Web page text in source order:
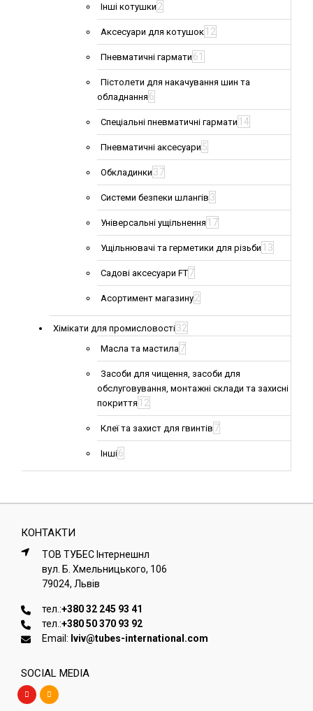
Інші котушки 2
Аксесуари для котушок 12
Пневматичні гармати 61
Пістолети для накачування шин та
обладнання 6
Спеціальні пневматичні гармати 14
Пневматичні аксесуари 5
Обкладинки 37
Системи безпеки шлангів 3
Універсальні ущільнення 17
Ущільнювачі та герметики для різьби 13
Садові аксесуари FT7
Асортимент магазину2
Хімікати для промисловості32
Масла та мастила7
Засоби для чищення, засоби для
обслуговування, монтажні склади та захисні
покриття 12
Клеї та захист для гвинтів 7
Інші6
КОНТАКТИ
ТОВ ТУБЕС Iнтернешнл
вул. Б. Хмельницького, 106
79024, Львiв
тел.:+380 32 245 93 41
тел.:+380 50 370 93 92
Email: lviv@tubes-international.com
SOCIAL MEDIA